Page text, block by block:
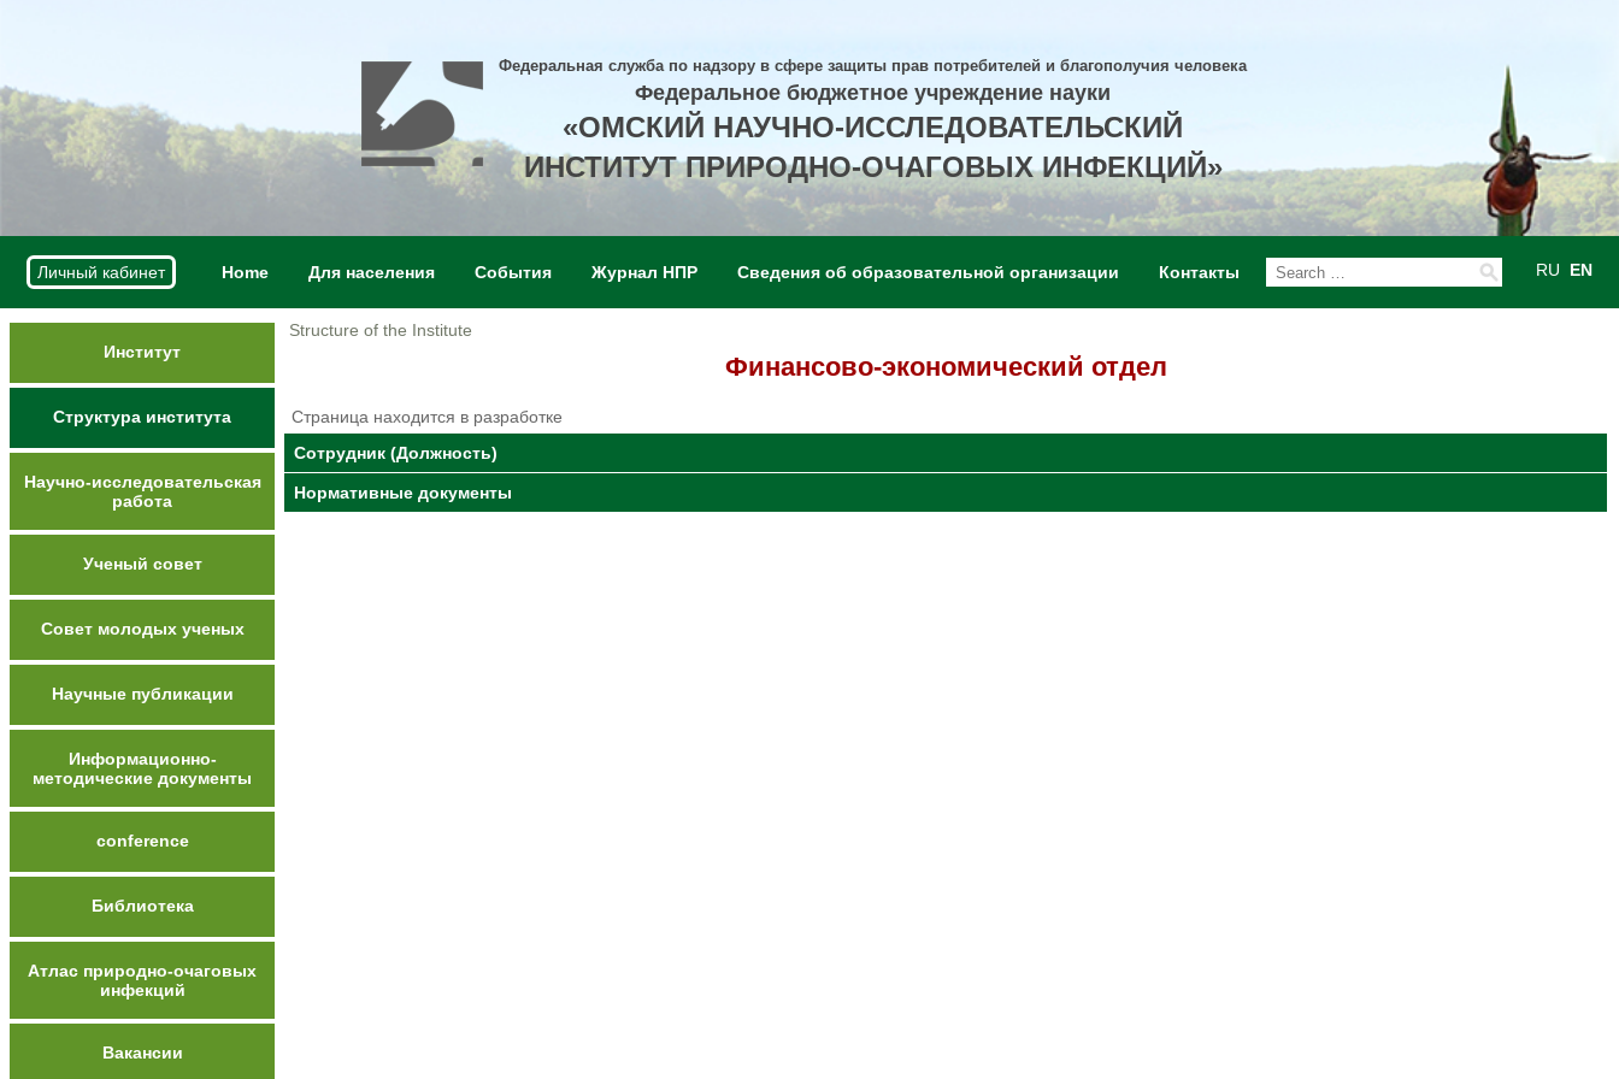
Федеральная служба по надзору в сфере защиты прав потребителей и благополучия человека
Федеральное бюджетное учреждение науки
«ОМСКИЙ НАУЧНО-ИССЛЕДОВАТЕЛЬСКИЙ
ИНСТИТУТ ПРИРОДНО-ОЧАГОВЫХ ИНФЕКЦИЙ»
Личный кабинет RU EN
Home Для населения События Журнал НПР Сведения об образовательной организации Контакты
Институт
Структура института
Научно-исследовательская
работа
Ученый совет
Совет молодых ученых
Научные публикации
Информационно-
методические документы
conference
Библиотека
Атлас природно-очаговых
инфекций
Вакансии
Structure of the Institute
Финансово-экономический отдел
Страница находится в разработке
Сотрудник (Должность)
Нормативные документы